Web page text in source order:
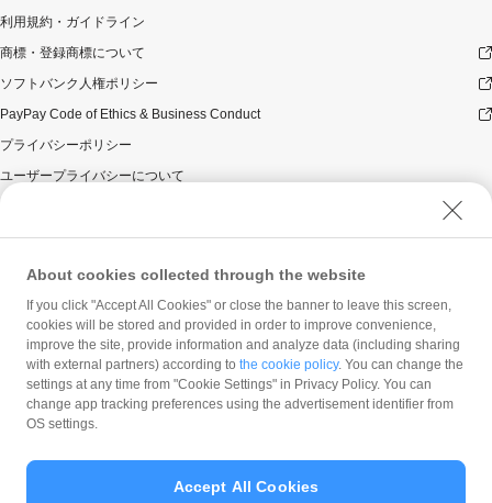
利用規約・ガイドライン
商標・登録商標について
ソフトバンク人権ポリシー
PayPay Code of Ethics & Business Conduct
プライバシーポリシー
ユーザープライバシーについて
ウェブサイト利用規約
反社会的勢力に対する方針
勧誘方針
マネロン等基本方針
カスタマーハラスメントに関する当社の考え方
About cookies collected through the website
If you click "Accept All Cookies" or close the banner to leave this screen,
cookies will be stored and provided in order to improve convenience,
improve the site, provide information and analyze data (including sharing
with external partners) according to the cookie policy. You can change the
settings at any time from "Cookie Settings" in Privacy Policy. You can
change app tracking preferences using the advertisement identifier from
OS settings.
Accept All Cookies